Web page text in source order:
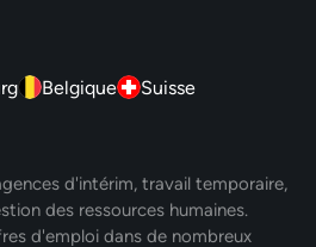
Belgique
Suisse
d'intérim, travail temporaire,
des ressources humaines.
d'emploi dans de nombreux